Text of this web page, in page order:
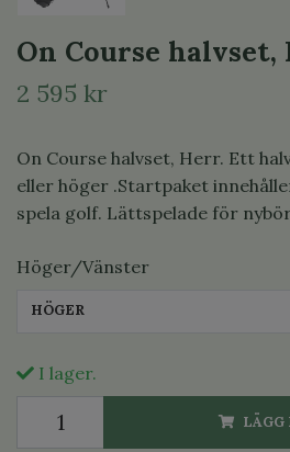
On Course halvset,
2 595 kr
On Course halvset, Herr. Ett
eller höger .Startpaket
spela golf. Lättspelade för
Höger/Vänster
HÖGER
I lager.
LÄGG